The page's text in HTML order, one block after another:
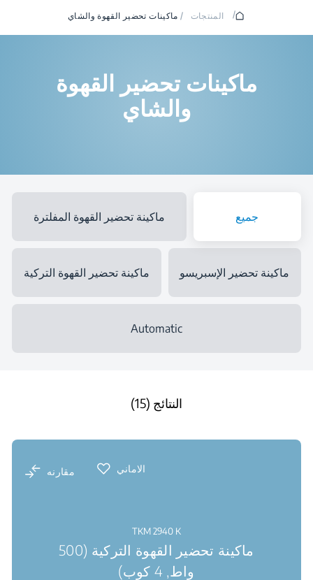
/ المنتجات / ماكينات تحضير القهوة والشاي
ماكينات تحضير القهوة
والشاي
جميع ماكينة تحضير القهوة المفلترة
ماكينة تحضير الإسبريسو ماكينة تحضير القهوة التركية
Automatic
النتائج (15)
الاماني مقارنه
TKM 2940 K
ماكينة تحضير القهوة التركية (500
واط, 4 كوب)